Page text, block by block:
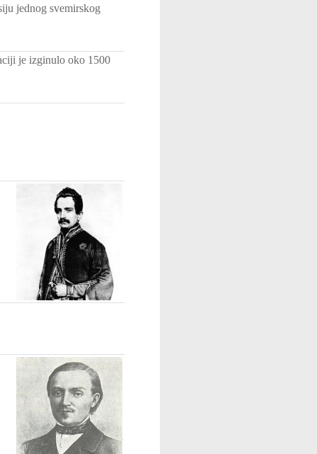
jednog svemirskog
je izginulo oko 1500